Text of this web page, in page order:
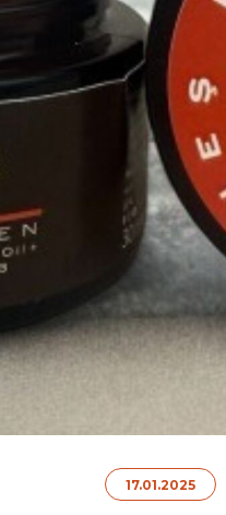
17.01.2025